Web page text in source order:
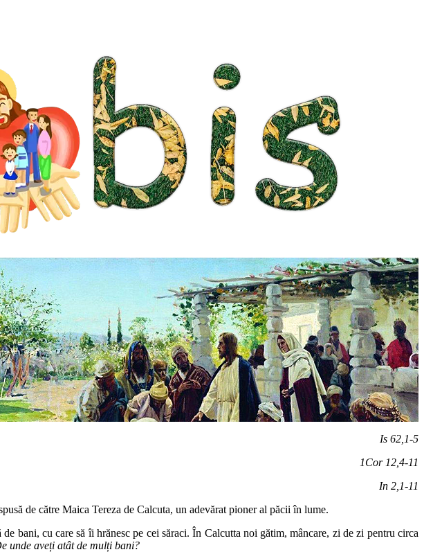
Is 62,1-5
1Cor 12,4-11
In 2,1-11
de către Maica Tereza de Calcuta, un adevărat pioner al păcii în lume.
bani, cu care să îi hrănesc pe cei săraci. În Calcutta noi gătim, mâncare, zi de zi pentru circa
unde aveți atât de mulți bani?